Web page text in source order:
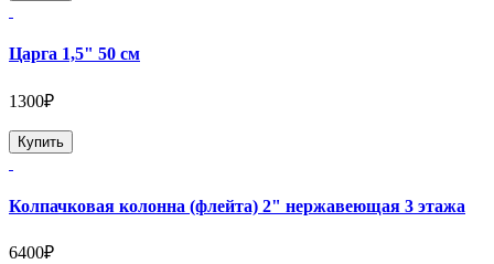
Царга 1,5" 50 см
1300₽
Купить
Колпачковая колонна (флейта) 2" нержавеющая 3 этажа
6400₽